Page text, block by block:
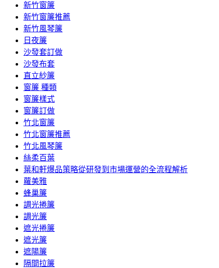
新竹窗簾
新竹窗簾推薦
新竹風琴簾
日夜簾
沙發套訂做
沙發布套
直立紗簾
窗簾 種類
窗簾樣式
窗簾訂做
竹北窗簾
竹北窗簾推薦
竹北風琴簾
絲柔百葉
葉和軒爆品策略從研發到市場運營的全流程解析
蘿美雅
蜂巢簾
調光捲簾
調光簾
遮光捲簾
遮光簾
遮陽簾
隔間拉簾